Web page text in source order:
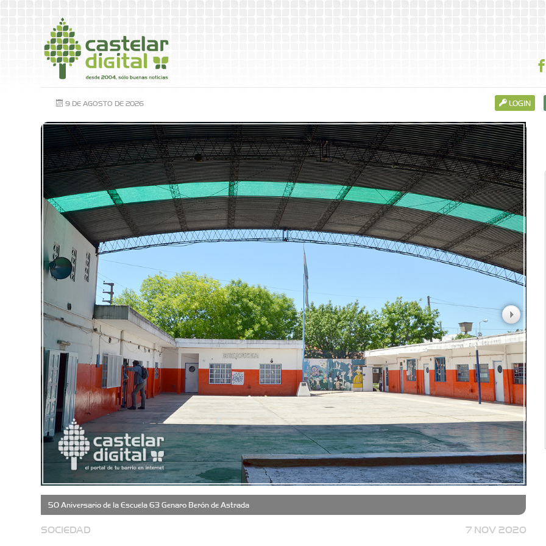
9 DE AGOSTO DE 2026 LOGIN
50 Aniversario de la Escuela 63 Genaro Berón de Astrada
SOCIEDAD 7 NOV 2020